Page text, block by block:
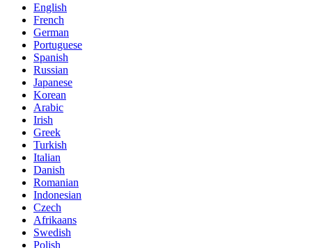
English
French
German
Portuguese
Spanish
Russian
Japanese
Korean
Arabic
Irish
Greek
Turkish
Italian
Danish
Romanian
Indonesian
Czech
Afrikaans
Swedish
Polish